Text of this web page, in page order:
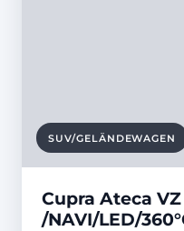
SUV/GELÄNDEWAGEN
Cupra Ateca
/NAVI/LED/